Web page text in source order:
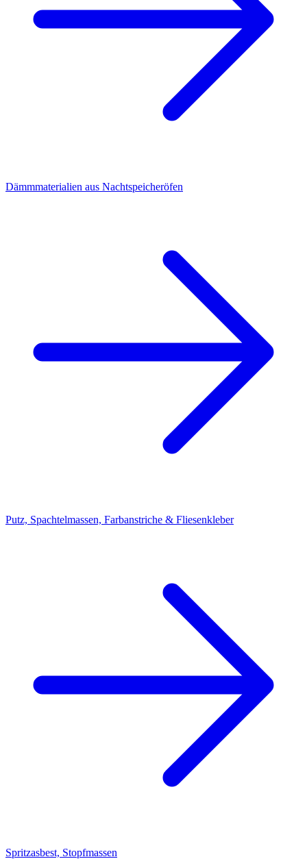
Dämmmaterialien aus Nachtspeicheröfen
Putz, Spachtelmassen, Farbanstriche & Fliesenkleber
Spritzasbest, Stopfmassen